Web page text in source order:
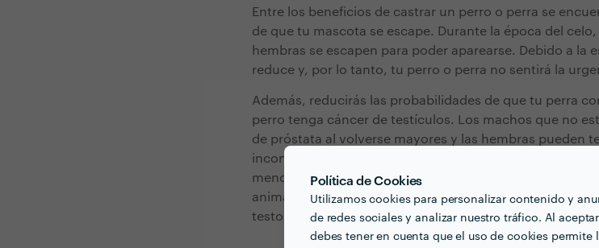
Política de Cookies
Utilizamos cookies para personalizar contenido y
de redes sociales y analizar nuestro tráfico. Al
debes tener en cuenta que el uso de cookies permite
Entre los beneficios de castrar un perro o perra se
de que tu mascota se escape. Durante la época del
hembras se escapen para poder aparearse. Debido a la
reduce y, por lo tanto, tu perro o perra no sentirá la
Además, reducirás las probabilidades de que tu perra
perro tenga cáncer de testículos. Los machos que no
de próstata al volverse mayores y las hembras pueden
inconvenientes desaparecen al optar por la castración.
mencionar es el hecho de que la castración ayuda a
animales, sobre todo en los perros machos, ya que el
testosterona.